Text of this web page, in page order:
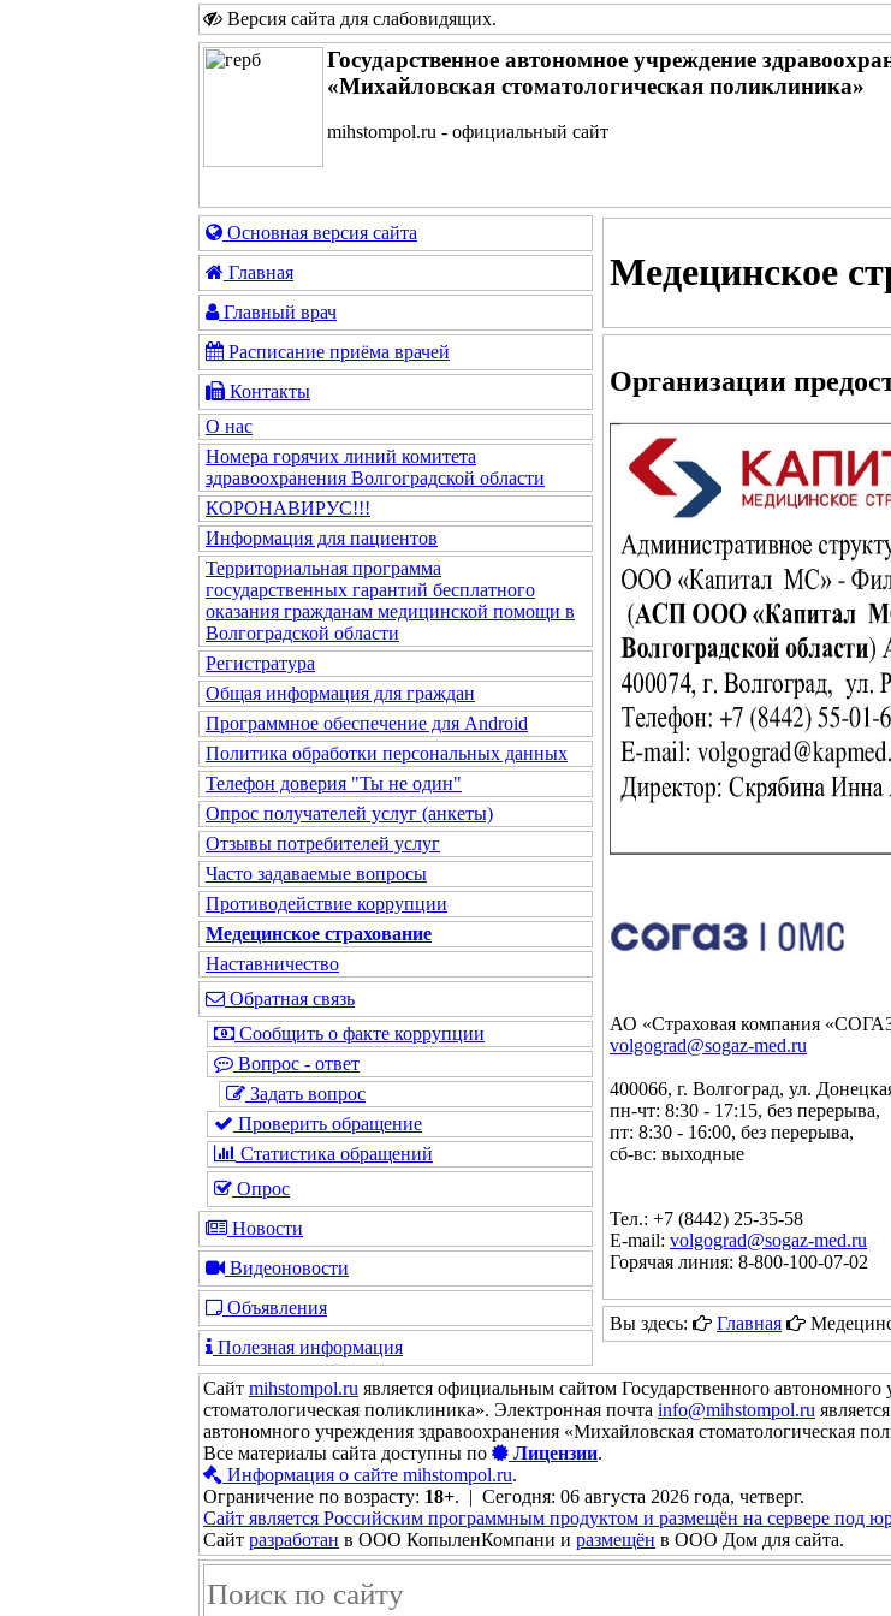
Версия сайта для слабовидящих.
Государственное автономное учреждение
«Михайловская стоматологическая поликлиника»
mihstompol.ru - официальный сайт
Основная версия сайта
Главная
Главный врач
Расписание приёма врачей
Контакты
О нас
Номера горячих линий комитета
здравоохранения Волгоградской области
КОРОНАВИРУС!!!
Информация для пациентов
Территориальная программа
государственных гарантий бесплатного
оказания гражданам медицинской помощи в
Волгоградской области
Регистратура
Общая информация для граждан
Программное обеспечение для Android
Политика обработки персональных данных
Телефон доверия "Ты не один"
Опрос получателей услуг (анкеты)
Отзывы потребителей услуг
Часто задаваемые вопросы
Противодействие коррупции
Медецинское страхование
Наставничество
Обратная связь
Сообщить о факте коррупции
Вопрос - ответ
Задать вопрос
Проверить обращение
Статистика обращений
Опрос
Новости
Видеоновости
Объявления
Полезная информация
Медецинское
Организации
АО «Страховая компания
volgograd@sogaz-med.ru
400066, г. Волгоград, ул.
пн-чт: 8:30 - 17:15, без перерыва,
пт: 8:30 - 16:00, без перерыва,
сб-вс: выходные
Тел.: +7 (8442) 25-35-58
E-mail: volgograd@sogaz-med.ru
Горячая линия: 8-800-100-07-02
Вы здесь: Главная
Сайт mihstompol.ru является официальным сайтом Государственного
стоматологическая поликлиника». Электронная почта info@mihstompol.ru
автономного учреждения здравоохранения «Михайловская стоматологическая
Все материалы сайта доступны по
Лицензии.
Информация о сайте mihstompol.ru.
Ограничение по возрасту: 18+. | Сегодня: 06 августа 2026 года, четверг.
Сайт является Российским программным продуктом и размещён на сервере под
Сайт разработан в ООО КопыленКомпани и размещён в ООО Дом для сайта.